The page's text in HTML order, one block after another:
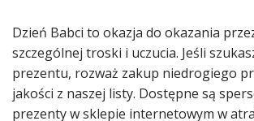
Dzień Babci to okazja do okazania
szczególnej troski i uczucia. Jeśli
prezentu, rozważ zakup niedrogiego
jakości z naszej listy. Dostępne są
prezenty w sklepie internetowym w